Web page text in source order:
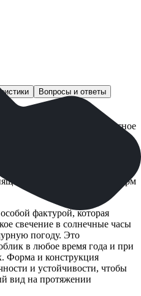
Вопросы и ответы
сдержанное и элегантное
и вечной памяти.
линиями и
придает внешнему виду
вариант идеально
строгость и ясность форм
фактурой, которая
свечение в солнечные часы
погоду. Это
в любое время года и при
Форма и конструкция
и устойчивости, чтобы
вид на протяжении